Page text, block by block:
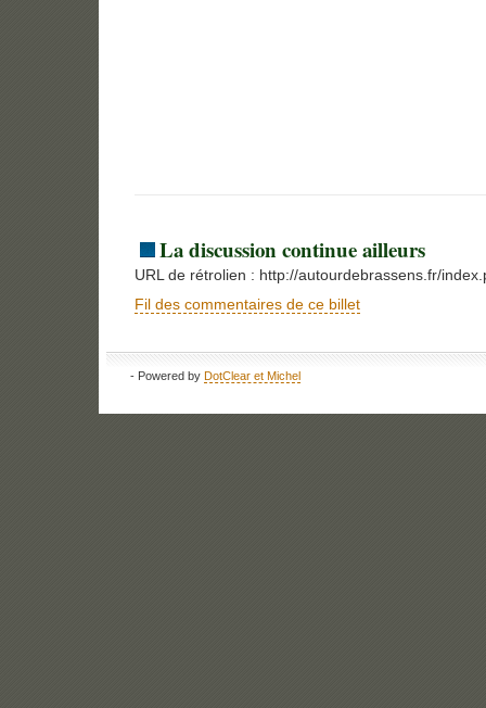
La discussion continue ailleurs
URL de rétrolien : http://autourdebrassens.fr/
Fil des commentaires de ce billet
- Powered by DotClear et Michel